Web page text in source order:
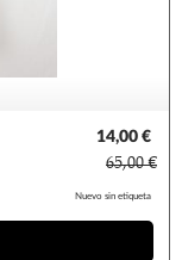
14,00 €
65,00 €
Nuevo sin etiqueta